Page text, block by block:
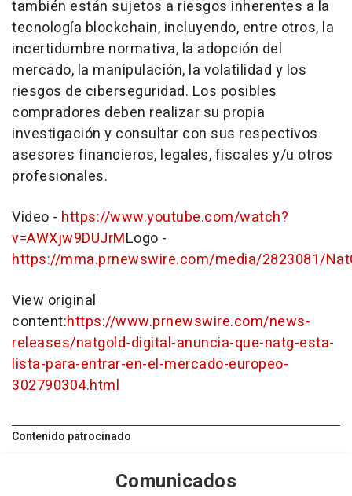
también están sujetos a riesgos inherentes a la
tecnología blockchain, incluyendo, entre otros, la
incertidumbre normativa, la adopción del
mercado, la manipulación, la volatilidad y los
riesgos de ciberseguridad. Los posibles
compradores deben realizar su propia
investigación y consultar con sus respectivos
asesores financieros, legales, fiscales y/u otros
profesionales.
Video - https://www.youtube.com/watch?
v=AWXjw9DUJrMLogo -
https://mma.prnewswire.com/media/2823081/
View original
content:https://www.prnewswire.com/news-
releases/natgold-digital-anuncia-que-natg-esta-
lista-para-entrar-en-el-mercado-europeo-
302790304.html
Contenido patrocinado
Comunicados